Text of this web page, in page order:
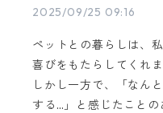
2025/09/25 09:16
ペットとの暮らしは、
喜びをもたらしてくれ
しかし一方で、「なん
する…」と感じたこと